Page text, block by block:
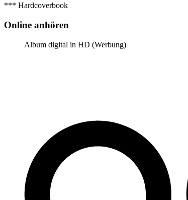
*** Hardcoverbook
Online anhören
Album digital in HD (Werbung)